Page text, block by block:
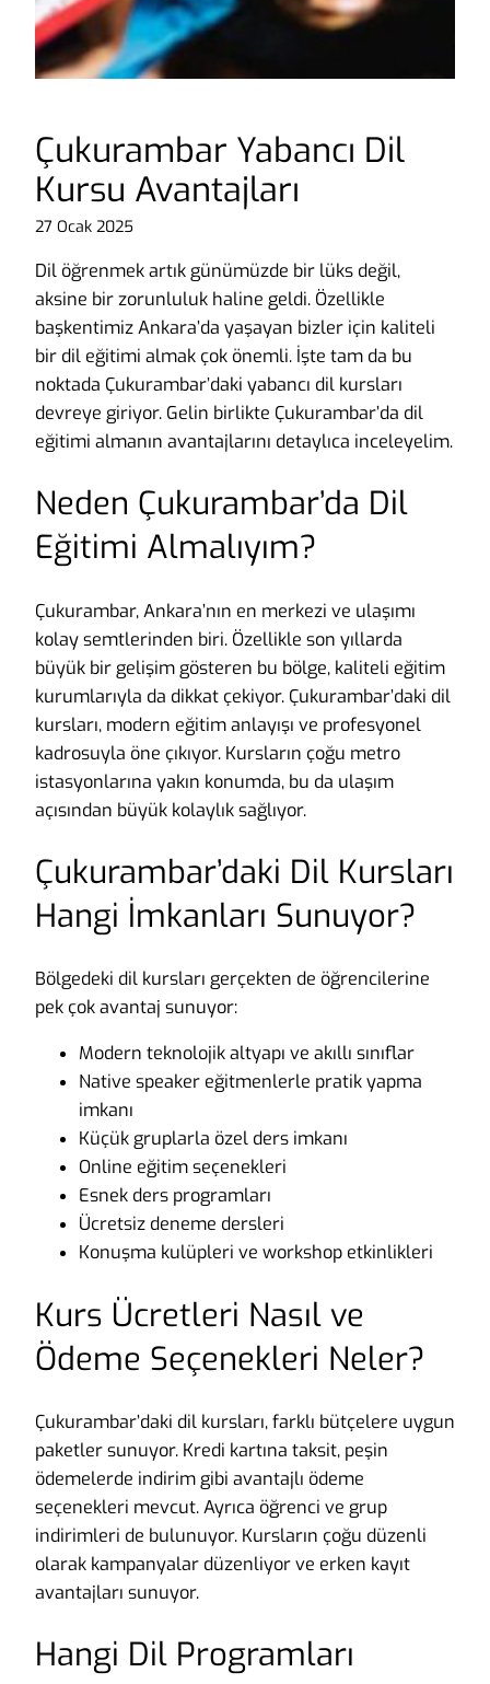
Çukurambar Yabancı Dil
Kursu Avantajları
27 Ocak 2025
Dil öğrenmek artık günümüzde bir lüks değil,
aksine bir zorunluluk haline geldi. Özellikle
başkentimiz Ankara’da yaşayan bizler için kaliteli
bir dil eğitimi almak çok önemli. İşte tam da bu
noktada Çukurambar’daki yabancı dil kursları
devreye giriyor. Gelin birlikte Çukurambar’da dil
eğitimi almanın avantajlarını detaylıca inceleyelim.
Neden Çukurambar’da Dil
Eğitimi Almalıyım?
Çukurambar, Ankara’nın en merkezi ve ulaşımı
kolay semtlerinden biri. Özellikle son yıllarda
büyük bir gelişim gösteren bu bölge, kaliteli eğitim
kurumlarıyla da dikkat çekiyor. Çukurambar’daki dil
kursları, modern eğitim anlayışı ve profesyonel
kadrosuyla öne çıkıyor. Kursların çoğu metro
istasyonlarına yakın konumda, bu da ulaşım
açısından büyük kolaylık sağlıyor.
Çukurambar’daki Dil Kursları
Hangi İmkanları Sunuyor?
Bölgedeki dil kursları gerçekten de öğrencilerine
pek çok avantaj sunuyor:
Modern teknolojik altyapı ve akıllı sınıflar
Native speaker eğitmenlerle pratik yapma
imkanı
Küçük gruplarla özel ders imkanı
Online eğitim seçenekleri
Esnek ders programları
Ücretsiz deneme dersleri
Konuşma kulüpleri ve workshop etkinlikleri
Kurs Ücretleri Nasıl ve
Ödeme Seçenekleri Neler?
Çukurambar’daki dil kursları, farklı bütçelere uygun
paketler sunuyor. Kredi kartına taksit, peşin
ödemelerde indirim gibi avantajlı ödeme
seçenekleri mevcut. Ayrıca öğrenci ve grup
indirimleri de bulunuyor. Kursların çoğu düzenli
olarak kampanyalar düzenliyor ve erken kayıt
avantajları sunuyor.
Hangi Dil Programları